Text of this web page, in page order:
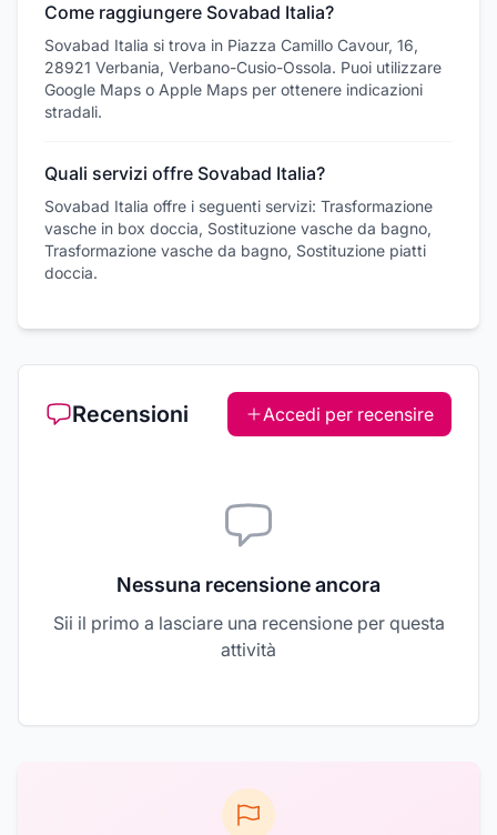
Come raggiungere Sovabad Italia?
Sovabad Italia si trova in Piazza Camillo Cavour, 16,
28921 Verbania, Verbano-Cusio-Ossola. Puoi utilizzare
Google Maps o Apple Maps per ottenere indicazioni
stradali.
Quali servizi offre Sovabad Italia?
Sovabad Italia offre i seguenti servizi: Trasformazione
vasche in box doccia, Sostituzione vasche da bagno,
Trasformazione vasche da bagno, Sostituzione piatti
doccia.
Recensioni Accedi per recensire
Nessuna recensione ancora
Sii il primo a lasciare una recensione per questa
attività